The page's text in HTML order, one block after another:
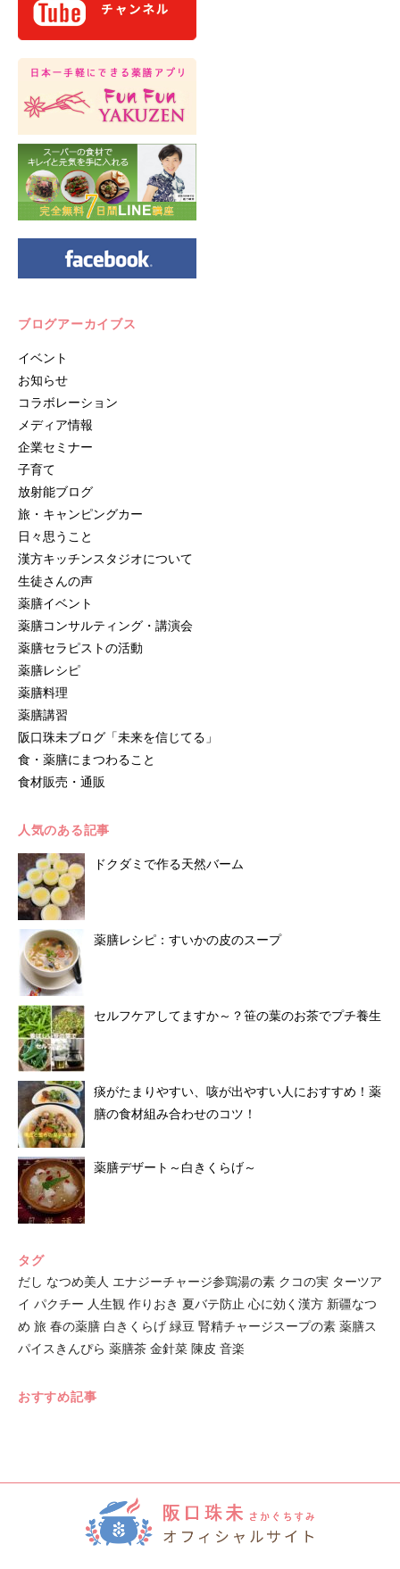
ブログアーカイブス
イベント
お知らせ
コラボレーション
メディア情報
企業セミナー
子育て
放射能ブログ
旅・キャンピングカー
日々思うこと
漢方キッチンスタジオについて
生徒さんの声
薬膳イベント
薬膳コンサルティング・講演会
薬膳セラピストの活動
薬膳レシピ
薬膳料理
薬膳講習
阪口珠未ブログ「未来を信じてる」
食・薬膳にまつわること
食材販売・通販
人気のある記事
ドクダミで作る天然バーム
薬膳レシピ：すいかの皮のスープ
セルフケアしてますか～？笹の葉のお茶でプチ養生
痰がたまりやすい、咳が出やすい人におすすめ！薬
膳の食材組み合わせのコツ！
薬膳デザート～白きくらげ～
タグ
だし なつめ美人 エナジーチャージ参鶏湯の素 クコの実 ターツア
イ パクチー 人生観 作りおき 夏バテ防止 心に効く漢方 新疆なつ
め 旅 春の薬膳 白きくらげ 緑豆 腎精チャージスープの素 薬膳ス
パイスきんぴら 薬膳茶 金針菜 陳皮 音楽
おすすめ記事